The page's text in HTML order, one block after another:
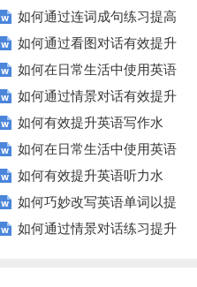
题的得分？
如何通过连词成句练习提高
英语水平？
如何通过看图对话有效提升
英语口语水平？
如何在日常生活中使用英语
进行有效沟通？——实用英语口
语技巧
如何通过情景对话有效提升
英语口语水平？
如何有效提升英语写作水
平？这里有五个实用建议！
如何在日常生活中使用英语
进行有效问答？——实用技巧分
享
如何有效提升英语听力水
平？这些测试技巧要知道！
如何巧妙改写英语单词以提
升文章魅力？
如何通过情景对话练习提升